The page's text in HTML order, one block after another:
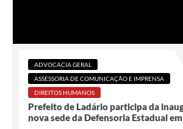
ADVOCACIA GERAL
ASSESSORIA DE COMUNICAÇÃO E IMPRENSA
DIREITOS HUMANOS
Prefeito de Ladário participa da
nova sede da Defensoria Estadual